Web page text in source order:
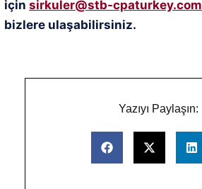
için sirkuler@stb-cpaturkey.com
bizlere ulaşabilirsiniz.
Yazıyı Paylaşın: